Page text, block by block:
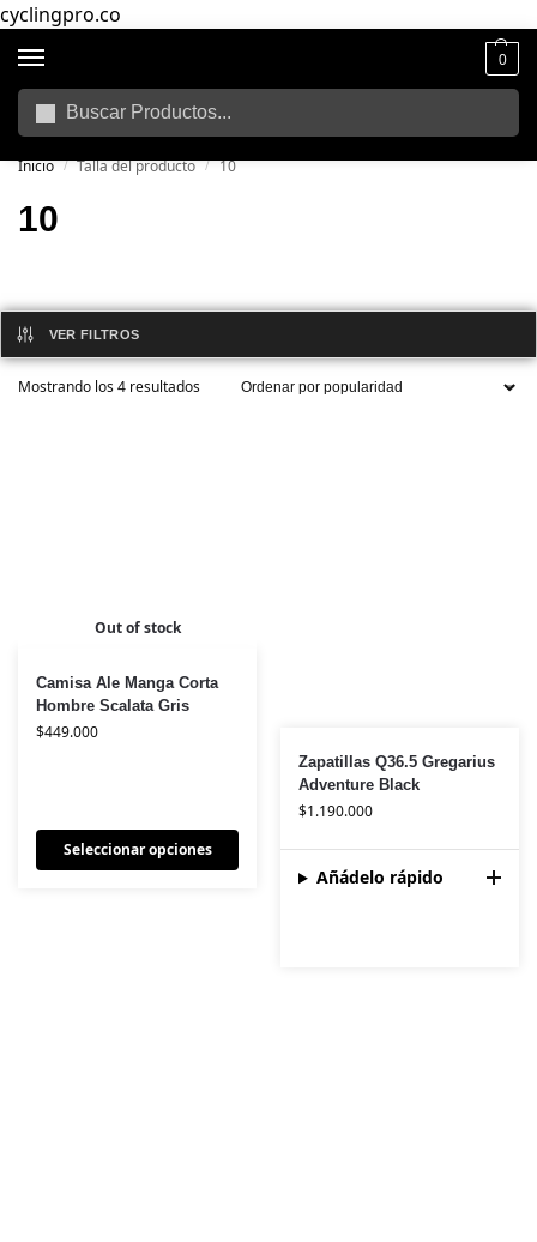
cyclingpro.co
0
🚴‍ Envío gratuito a todo Colombia por compras superiores a $250.000
Inicio / Talla del producto / 10
10
VER FILTROS
Mostrando los 4 resultados
Out of stock
Camisa Ale Manga Corta
Hombre Scalata Gris
$449.000
Seleccionar opciones
Zapatillas Q36.5 Gregarius
Adventure Black
$1.190.000
Añádelo rápido